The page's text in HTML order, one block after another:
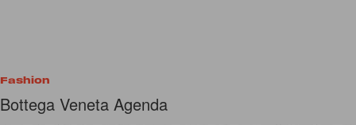
Fashion
Bottega Veneta Agenda